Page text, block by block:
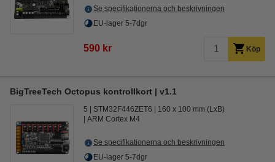
Se specifikationerna och beskrivningen
EU-lager 5-7dgr
590 kr Köp
BigTreeTech Octopus kontrollkort | v1.1
5 STM32F446ZET6
160 x 100 mm (LxB)
ARM Cortex M4
Se specifikationerna och beskrivningen
EU-lager 5-7dgr